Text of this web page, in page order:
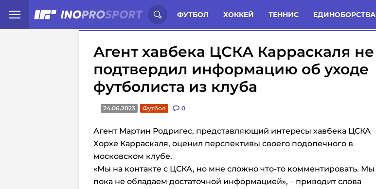
ФУТБОЛ ХОККЕЙ ТЕННИС ЕДИНОБОРСТВА
Иностранцы о спорте России: Статьи Комменты Новости
Агент хавбека ЦСКА Карраскаля не
подтвердил информацию об уходе
футболиста из клуба
24.06.2023 Футбол 0
Агент Мартин Родригес, представляющий интересы хавбека ЦСКА
Хорхе Карраскаля, оценил перспективы своего подопечного в
московском клубе.
«Мы на контакте с ЦСКА, но мне сложно что-то комментировать. Мы
пока не обладаем достаточной информацией», – приводит слова